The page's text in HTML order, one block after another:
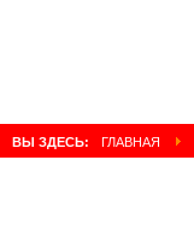
ВЫ ЗДЕСЬ: ГЛАВНАЯ